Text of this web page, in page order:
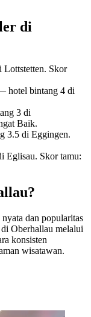
di
Skor
hotel bintang 4 di
3 di
Baik.
3.5 di Eggingen.
Eglisau. Skor tamu:
dan popularitas
Oberhallau melalui
konsisten
wisatawan.